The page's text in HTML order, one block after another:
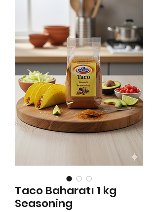
Taco Baharatı 1 kg
Seasoning